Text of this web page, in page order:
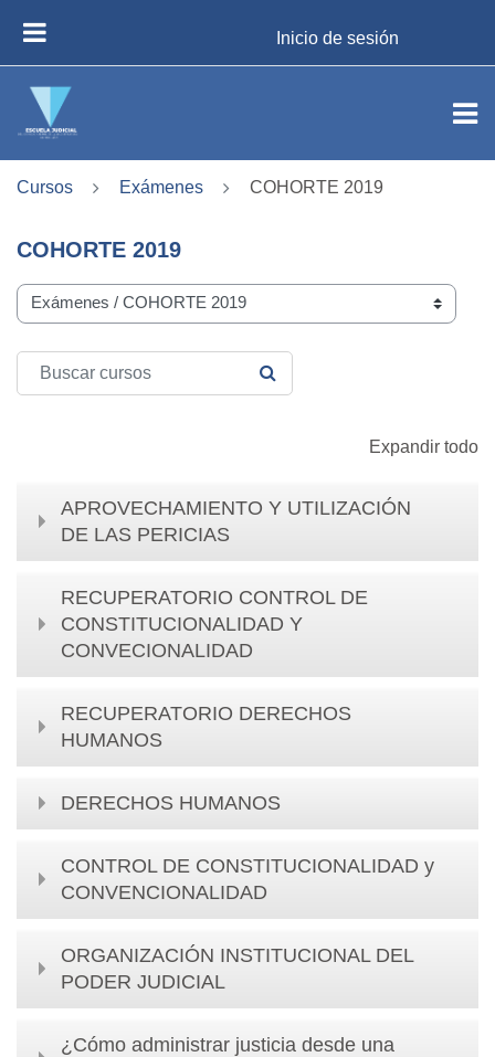
Inicio de sesión
Cursos Exámenes COHORTE 2019
COHORTE 2019
Categorías del curso
Buscar cursos
BUSCAR CURSOS
Expandir todo
APROVECHAMIENTO Y UTILIZACIÓN
DE LAS PERICIAS
RECUPERATORIO CONTROL DE
CONSTITUCIONALIDAD Y
CONVECIONALIDAD
RECUPERATORIO DERECHOS
HUMANOS
DERECHOS HUMANOS
CONTROL DE CONSTITUCIONALIDAD y
CONVENCIONALIDAD
ORGANIZACIÓN INSTITUCIONAL DEL
PODER JUDICIAL
¿Cómo administrar justicia desde una